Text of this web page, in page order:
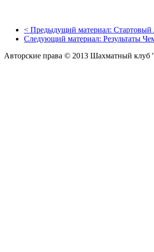
< Предыдущий материал: Стартовый
Следующий материал: Результаты
Авторские права © 2013 Шахматный клуб